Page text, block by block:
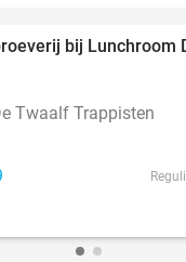
bij Lunchroom
Twaalf Trappisten